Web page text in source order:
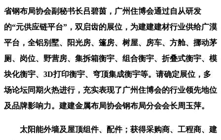
省钢布局协会副秘书长吕碧茵，广州住博会通过自从研发
的“元供应链平台”，双启齿的展位，为建建建材行业供给广漠
平台，全铝别墅、阳光房、篷房、树屋、房车、方舱、挪动茅
厕、岗位、野营房、集拆箱衡宇、组合衡宇、折叠式衡宇、模
块化衡宇、3D打印衡宇、穹顶集成衡宇等。请确定展位，多
场论坛同期火热进行，充实表现了广州住博会的行业领先地位
及品牌影响力。建建金属布局协会钢布局分会会长周玉萍。
太阳能外墙及屋顶组件、配件；获得采购商、工程商、建